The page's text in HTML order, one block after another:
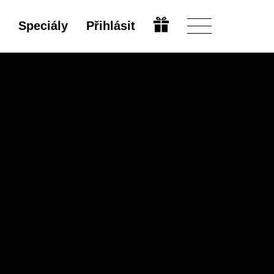
Speciály Přihlásit